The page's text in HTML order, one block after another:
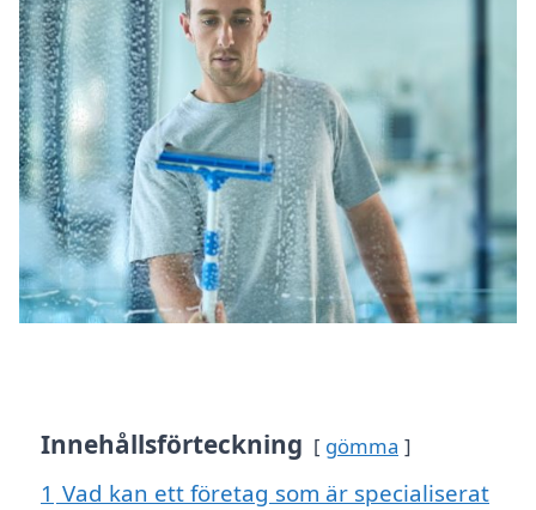
Innehållsförteckning gömma
1 Vad kan ett företag som är specialiserat